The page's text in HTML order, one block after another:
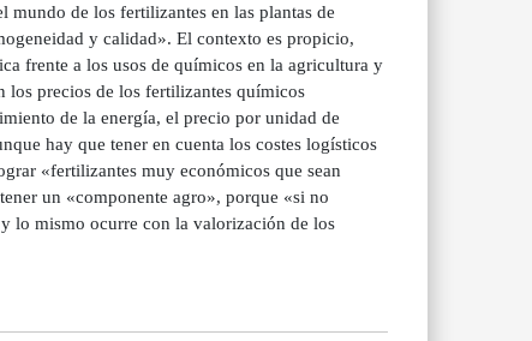
mundo de los fertilizantes en las plantas de
y calidad». El contexto es propicio,
frente a los usos de químicos en la agricultura y
los precios de los fertilizantes químicos
de la energía, el precio por unidad de
hay que tener en cuenta los costes logísticos
«fertilizantes muy económicos que sean
un «componente agro», porque «si no
lo mismo ocurre con la valorización de los